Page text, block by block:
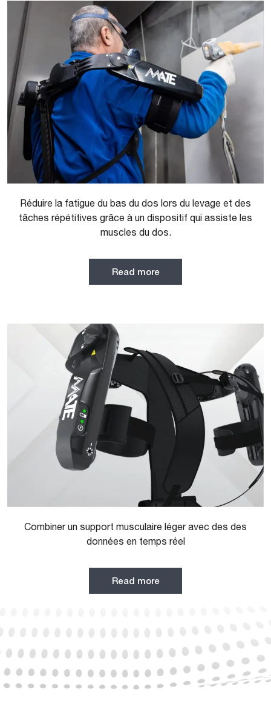
Réduire la fatigue du bas du dos lors du levage et des
tâches répétitives grâce à un dispositif qui assiste les
muscles du dos.
Read more
Combiner un support musculaire léger avec des des
données en temps réel
Read more